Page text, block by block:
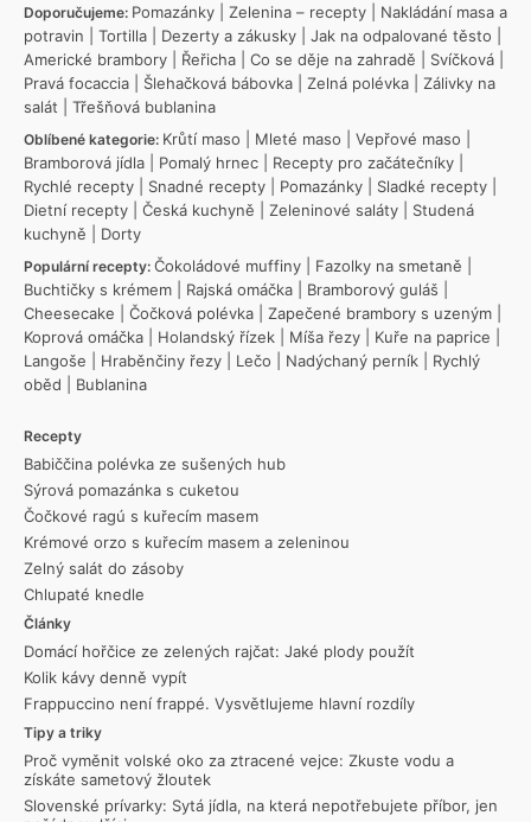
Doporučujeme: Pomazánky Zelenina – recepty
Nakládání masa a
potravin
Tortilla Dezerty a zákusky Jak na odpalované těsto
Americké brambory
Řeřicha Co se děje na zahradě Svíčková
Pravá focaccia
Šlehačková bábovka Zelná polévka
Zálivky na
salát
Třešňová bublanina
Oblíbené kategorie: Krůtí maso Mleté maso Vepřové maso
Bramborová jídla
Pomalý hrnec Recepty pro začátečníky
Rychlé recepty
Snadné recepty Pomazánky Sladké recepty
Dietní recepty
Česká kuchyně Zeleninové saláty
Studená
kuchyně
Dorty
Populární recepty: Čokoládové muffiny Fazolky na smetaně
Buchtičky s krémem
Rajská omáčka Bramborový guláš
Cheesecake
Čočková polévka Zapečené brambory s uzeným
Koprová omáčka
Holandský řízek Míša řezy Kuře na paprice
Langoše
Hraběnčiny řezy Lečo Nadýchaný perník
Rychlý
oběd
Bublanina
Recepty
Babiččina polévka ze sušených hub
Sýrová pomazánka s cuketou
Čočkové ragú s kuřecím masem
Krémové orzo s kuřecím masem a zeleninou
Zelný salát do zásoby
Chlupaté knedle
Články
Domácí hořčice ze zelených rajčat: Jaké plody použít
Kolik kávy denně vypít
Frappuccino není frappé. Vysvětlujeme hlavní rozdíly
Tipy a triky
Proč vyměnit volské oko za ztracené vejce: Zkuste vodu a
získáte sametový žloutek
Slovenské prívarky: Sytá jídla, na která nepotřebujete příbor, jen